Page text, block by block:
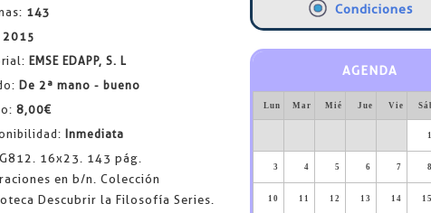
143
2015
EMSE EDAPP, S. L
De 2ª mano - bueno
8,00€
Inmediata
G812. 16x23. 143 pág.
en b/n. Colección
Descubrir la Filosofía Series.
Condiciones
AGENDA
Lun Mar Mié Jue Vie
1
3 4 5 6 7 8
10 11 12 13 14 15